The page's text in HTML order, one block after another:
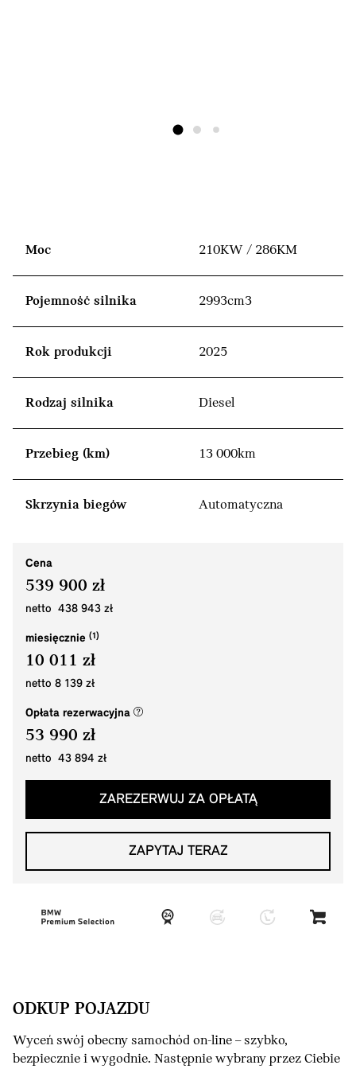
Moc 210KW / 286KM
Pojemność silnika 2993cm3
Rok produkcji 2025
Rodzaj silnika Diesel
Przebieg (km) 13 000km
Skrzynia biegów Automatyczna
Cena
539 900 zł
netto 438 943 zł
miesięcznie
10 011 zł
netto 8 139 zł
Opłata rezerwacyjna (nowe okno)
53 990 zł
netto 43 894 zł
ZAREZERWUJ ZA OPŁATĄ
ZAPYTAJ TERAZ
ODKUP POJAZDU
Wyceń swój obecny samochód on-line – szybko,
bezpiecznie i wygodnie. Następnie wybrany przez Ciebie